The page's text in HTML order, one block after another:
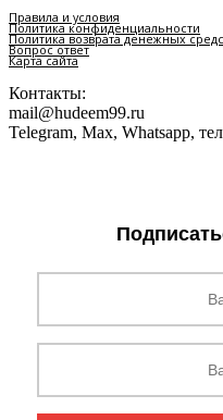
Правила и условия
Политика конфиденциальности
Политика возврата денежных
Вопрос ответ
Карта сайта
Контакты:
mail@hudeem99.ru
Telegram, Max, Whatsapp,